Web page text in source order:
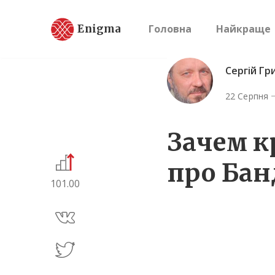
Enigma Головна Найкраще
101.00
Сергій
22 Серпня
Зачем
про